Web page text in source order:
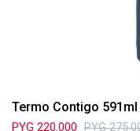
Termo Contigo
PYG 220.000 PYG